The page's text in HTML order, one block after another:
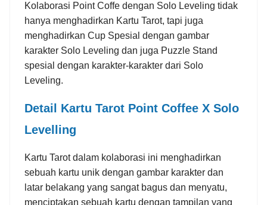
Kolaborasi Point Coffe dengan Solo Leveling tidak
hanya menghadirkan Kartu Tarot, tapi juga
menghadirkan Cup Spesial dengan gambar
karakter Solo Leveling dan juga Puzzle Stand
spesial dengan karakter-karakter dari Solo
Leveling.
Detail Kartu Tarot Point Coffee X Solo
Levelling
Kartu Tarot dalam kolaborasi ini menghadirkan
sebuah kartu unik dengan gambar karakter dan
latar belakang yang sangat bagus dan menyatu,
menciptakan sebuah kartu dengan tampilan yang